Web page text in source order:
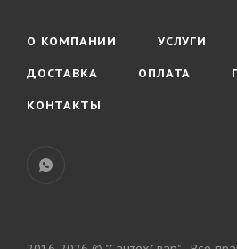
О КОМПАНИИ УСЛУГИ
ДОСТАВКА ОПЛАТА
КОНТАКТЫ